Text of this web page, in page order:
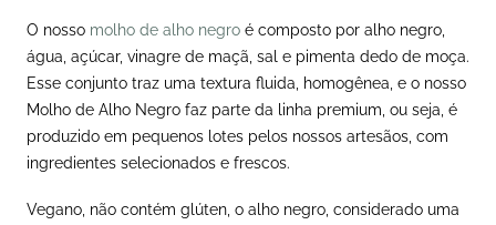
O nosso molho de alho negro é composto por alho negro,
água, açúcar, vinagre de maçã, sal e pimenta dedo de moça.
Esse conjunto traz uma textura fluida, homogênea, e o nosso
Molho de Alho Negro faz parte da linha premium, ou seja, é
produzido em pequenos lotes pelos nossos artesãos, com
ingredientes selecionados e frescos.
Vegano, não contém glúten, o alho negro, considerado uma